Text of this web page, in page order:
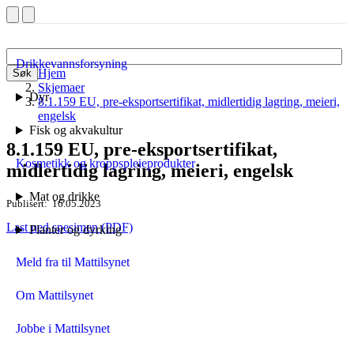
Søk
Drikkevannsforsyning
Dyr
Fisk og akvakultur
Kosmetikk og kroppspleieprodukter
Mat og drikke
Planter og dyrking
Meld fra til Mattilsynet
Om Mattilsynet
Jobbe i Mattilsynet
Hjem
Skjemaer
8.1.159 EU, pre-eksportsertifikat, midlertidig lagring, meieri,
engelsk
8.1.159 EU, pre-eksportsertifikat,
midlertidig lagring, meieri, engelsk
Publisert 16.05.2023
Last ned spesimen (PDF)